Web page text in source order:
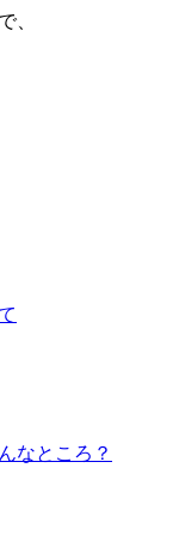
、
なところ？